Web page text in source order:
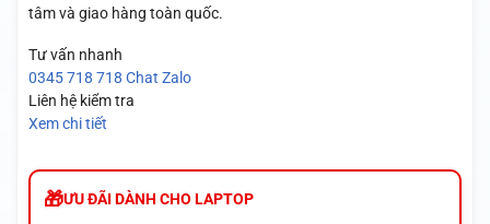
tâm và giao hàng toàn quốc.
Tư vấn nhanh
0345 718 718 Chat Zalo
Liên hệ kiểm tra
Xem chi tiết
ƯU ĐÃI DÀNH CHO LAPTOP